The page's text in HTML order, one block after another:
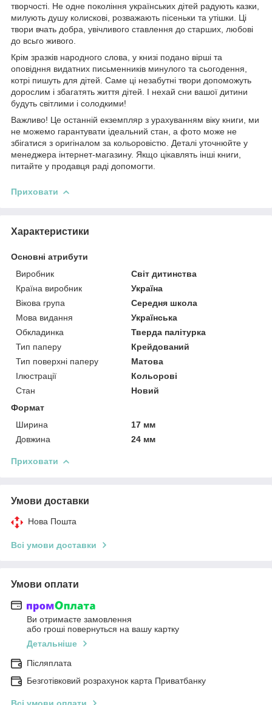
творчості. Не одне покоління українських дітей радують казки,
милують душу колискові, розважають пісеньки та утішки. Ці
твори вчать добра, увічливого ставлення до старших, любові
до всьго живого.
Крім зразків народного слова, у книзі подано вірші та
оповідння видатних письменників минулого та сьогодення,
котрі пишуть для дітей. Саме ці незабутні твори допоможуть
дорослим і збагатять життя дітей. І нехай сни вашої дитини
будуть світлими і солодкими!
Важливо! Це останній екземпляр з урахуванням віку книги, ми
не можемо гарантувати ідеальний стан, а фото може не
збігатися з оригіналом за кольоровістю. Деталі уточнюйте у
менеджера інтернет-магазину. Якщо цікавлять інші книги,
питайте у продавця раді допомогти.
Приховати
Характеристики
Основні атрибути
Виробник
Світ дитинства
Країна виробник
Україна
Вікова група
Середня школа
Мова видання
Українська
Обкладинка
Тверда палітурка
Тип паперу
Крейдований
Тип поверхні паперу
Матова
Ілюстрації
Кольорові
Стан
Новий
Формат
Ширина
17 мм
Довжина
24 мм
Приховати
Умови доставки
Нова Пошта
Всі умови доставки
Умови оплати
Ви отримаєте замовлення
або гроші повернуться на вашу картку
Детальніше
Післяплата
Безготівковий розрахунок карта Приватбанку